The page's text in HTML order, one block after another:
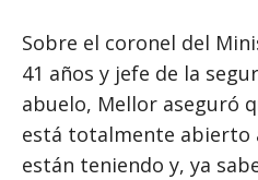
Sobre el coronel del
41 años y jefe de la
abuelo, Mellor aseguró
está totalmente abierto
están teniendo y, ya